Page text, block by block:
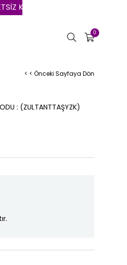
| VADE FARKSIZ 3 AYA
0
< < Önceki Sayfaya Dön
(ZULTANTTAŞYZK)